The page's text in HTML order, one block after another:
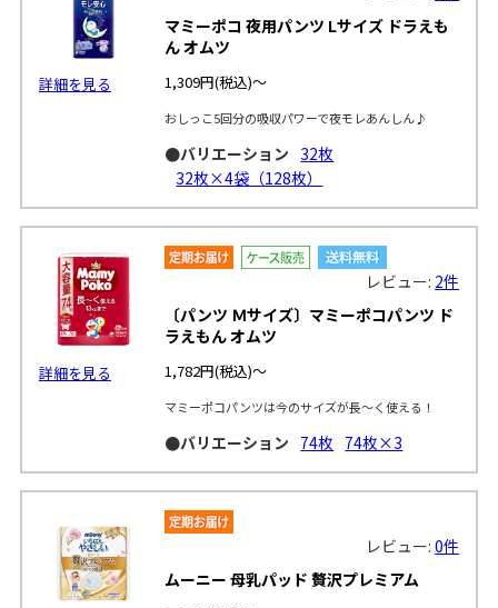
詳細を見る
マミーポコ 夜用パンツ Lサイズ ドラえも
ん オムツ
1,309円(税込)～
おしっこ5回分の吸収パワーで夜モレあんしん♪
●バリエーション 32枚
32枚×4袋（128枚）
詳細を見る
レビュー: 2件
〔パンツ Ｍサイズ〕マミーポコパンツ ド
ラえもん オムツ
1,782円(税込)～
マミーポコパンツは今のサイズが長～く使える！
●バリエーション 74枚 74枚×3
レビュー:0件
ムーニー 母乳パッド 贅沢プレミアム